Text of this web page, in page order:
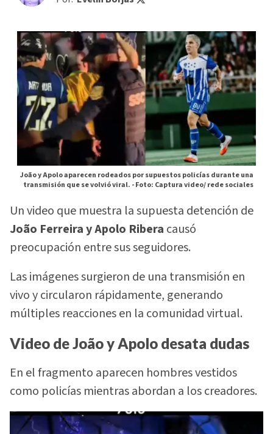
João y Apolo aparecen rodeados por supuestos policías durante una
transmisión que se volvió viral. -Foto: Captura video/ rede sociales
Un video que muestra la supuesta detención de
João Ferreira y Apolo Ribera causó
preocupación entre sus seguidores.
Las imágenes surgieron de una transmisión en
vivo y circularon rápidamente, generando
múltiples reacciones en la comunidad virtual.
Video de João y Apolo desata dudas
En el fragmento aparecen hombres vestidos
como policías mientras abordan a los creadores.